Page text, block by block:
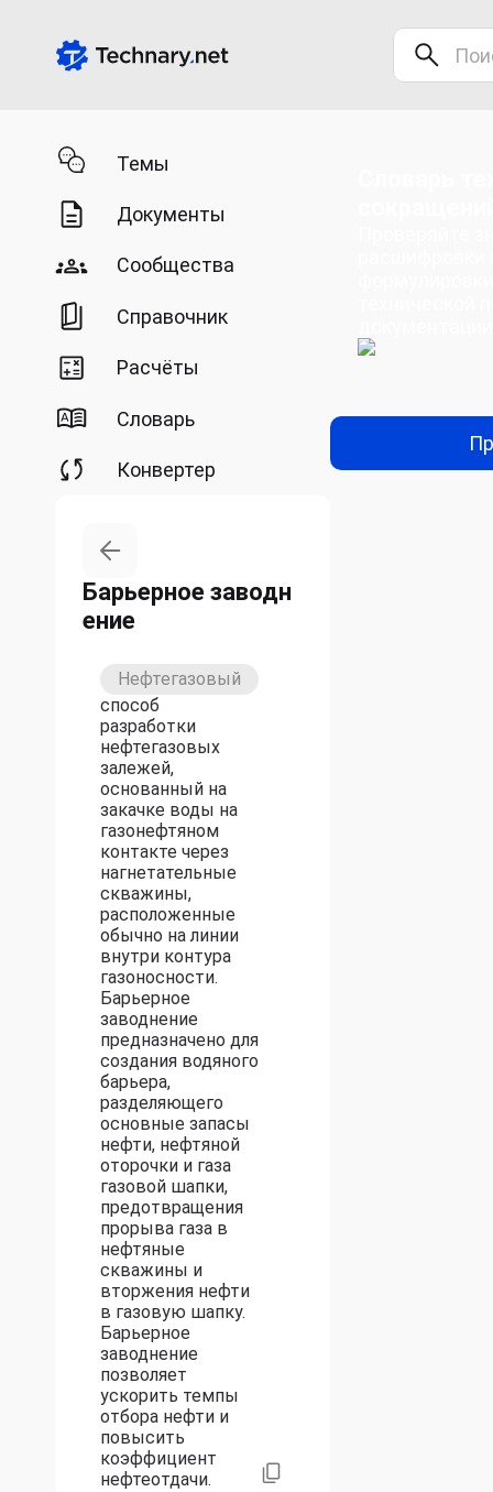
Темы
Документы
Сообщества
Справочник
Расчёты
Словарь
Конвертер
Барьерное заводн
ение
Нефтегазовый
способ
разработки
нефтегазовых
залежей,
основанный на
закачке воды на
газонефтяном
контакте через
нагнетательные
скважины,
расположенные
обычно на линии
внутри контура
газоносности.
Барьерное
заводнение
предназначено для
создания водяного
барьера,
разделяющего
основные запасы
нефти, нефтяной
оторочки и газа
газовой шапки,
предотвращения
прорыва газа в
нефтяные
скважины и
вторжения нефти
в газовую шапку.
Барьерное
заводнение
позволяет
ускорить темпы
отбора нефти и
повысить
коэффициент
нефтеотдачи.